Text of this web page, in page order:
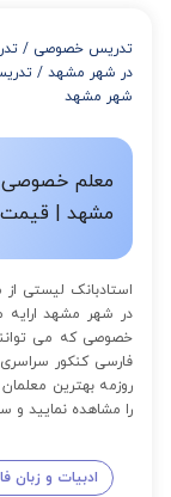
از 12 تا 15 جلسه: 7% تخفیف
از 16 تا 100 جلسه: 9% تخفیف
تدریس خصوصی /
در شهر مشهد /
شهر مشهد
معلم خصوصی
مشهد | قیمت
استادبانک لیستی
در شهر مشهد
خصوصی که می
فارسی کنکور سراسری
روزمه بهترین
را مشاهده نمایید و
ادبیات و زبان